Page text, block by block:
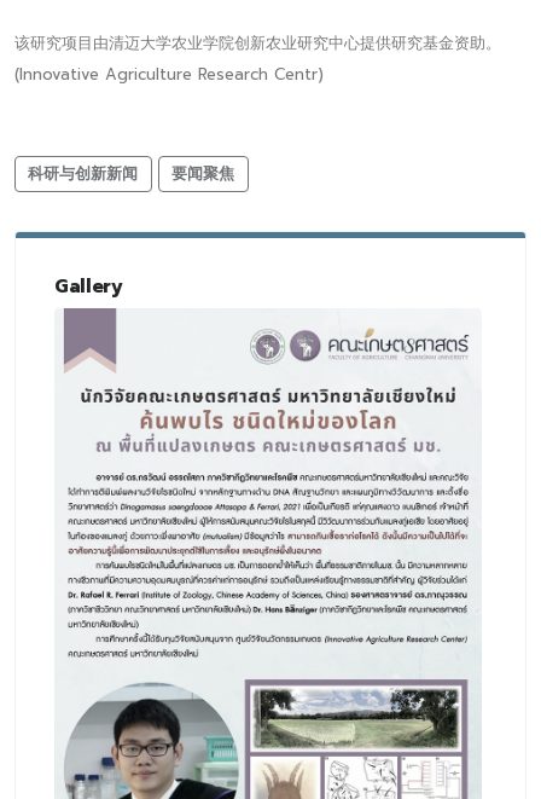
该研究项目由清迈大学农业学院创新农业研究中心提供研究基金资助。
(Innovative Agriculture Research Centr)
科研与创新新闻 要闻聚焦
Gallery